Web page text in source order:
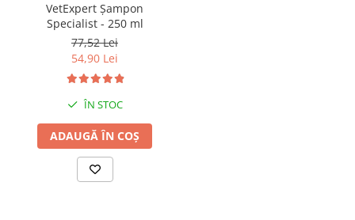
VetExpert Șampon
Specialist - 250 ml
77,52 Lei
54,90 Lei
ÎN STOC
ADAUGĂ ÎN COȘ